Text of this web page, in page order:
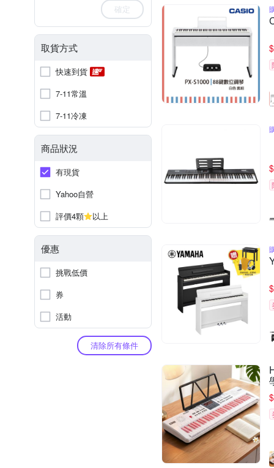
確定
取貨方式
快速到貨
7-11常溫
7-11冷凍
商品狀況
有現貨
Yahoo自營
評價4顆
以上
優惠
挑戰低價
券
活動
清除所有條件
$
$
$
$